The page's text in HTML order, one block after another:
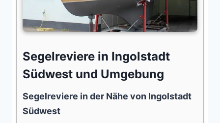
Segelreviere in Ingolstadt
Südwest und Umgebung
Segelreviere in der Nähe von Ingolstadt
Südwest